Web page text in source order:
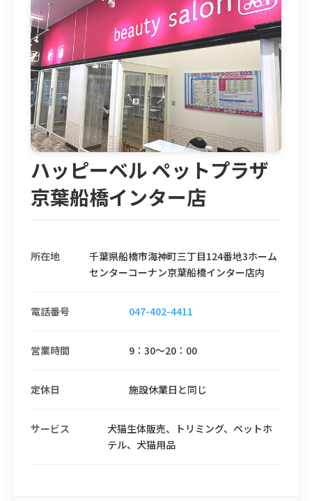
ハッピーベル ペットプラザ
京葉船橋インター店
所在地
千葉県船橋市海神町三丁目124番地3ホーム
センターコーナン京葉船橋インター店内
電話番号 047-402-4411
営業時間 9：30～20：00
定休日 施設休業日と同じ
サービス
犬猫生体販売、トリミング、ペットホ
テル、犬猫用品